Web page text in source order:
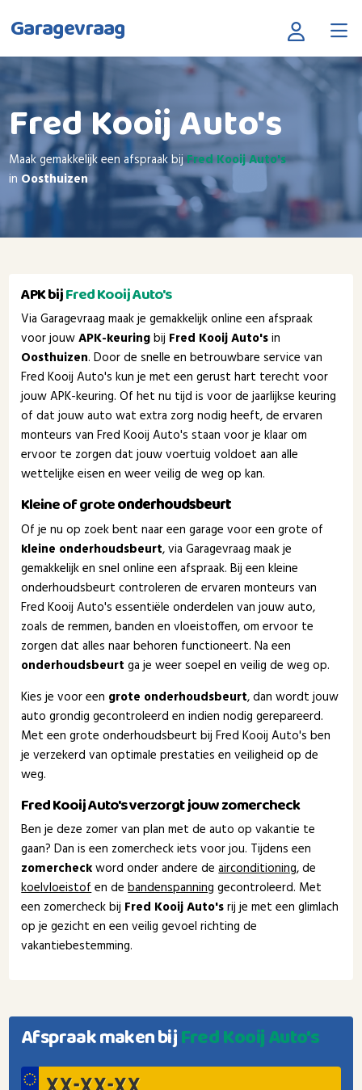
Garagevraag
Fred Kooij Auto's
Maak gemakkelijk een afspraak bijFred Kooij Auto's
in Oosthuizen
APK bijFred Kooij Auto's
Via Garagevraag maak je gemakkelijk online een afspraak
voor jouwAPK-keuringbij Fred Kooij Auto'sin
Oosthuizen. Door de snelle en betrouwbare service van
Fred Kooij Auto's kun je met een gerust hart terecht voor
jouw APK-keuring. Of het nu tijd is voor de jaarlijkse keuring
of dat jouw auto wat extra zorg nodig heeft, de ervaren
monteurs van Fred Kooij Auto's staan voor je klaar om
ervoor te zorgen dat jouw voertuig voldoet aan alle
wettelijke eisen en weer veilig de weg op kan.
Kleine of groteonderhoudsbeurt
Of je nu op zoek bent naar een garage voor een grote of
kleine onderhoudsbeurt, via Garagevraag maak je
gemakkelijk en snel online een afspraak. Bij een kleine
onderhoudsbeurt controleren de ervaren monteurs van
Fred Kooij Auto's essentiële onderdelen van jouw auto,
zoals de remmen, banden en vloeistoffen, om ervoor te
zorgen dat alles naar behoren functioneert. Na een
onderhoudsbeurt ga je weer soepel en veilig de weg op.
Kies je voor een grote onderhoudsbeurt, dan wordt jouw
auto grondig gecontroleerd en indien nodig gerepareerd.
Met een grote onderhoudsbeurt bij Fred Kooij Auto's ben
je verzekerd van optimale prestaties en veiligheid op de
weg.
Fred Kooij Auto's verzorgt jouw zomercheck
Ben je deze zomer van plan met de auto op vakantie te
gaan? Dan is een zomercheck iets voor jou. Tijdens een
zomercheckword onder andere deairconditioning, de
koelvloeistofen debandenspanning gecontroleerd. Met
een zomercheck bij Fred Kooij Auto'srij je met een glimlach
op je gezicht en een veilig gevoel richting de
vakantiebestemming.
Afspraak maken bijFred Kooij Auto's